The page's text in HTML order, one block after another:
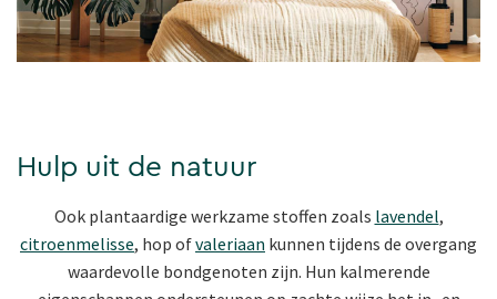
Hulp uit de natuur
Ook plantaardige werkzame stoffen zoals lavendel,
citroenmelisse, hop ofvaleriaan kunnen tijdens de overgang
waardevolle bondgenoten zijn. Hun kalmerende